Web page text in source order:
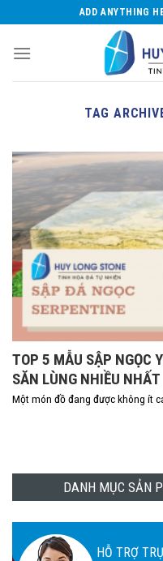
to
content
ADD ANYTHING
TAG
TOP 5 MẪU SẬP NGỌC
SĂN LÙNG NHIỀU NHẤT
Một món đồ đang được không ít
DANH MỤC SẢN
HỖ TRỢ